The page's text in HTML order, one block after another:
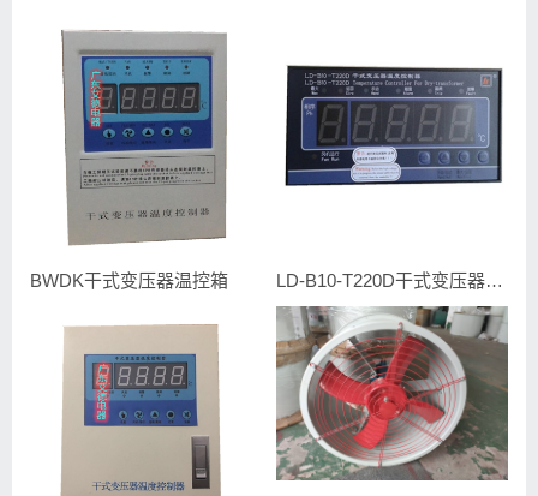
BWDK干式变压器温控箱 LD-B10-T220D干式变压器温控器